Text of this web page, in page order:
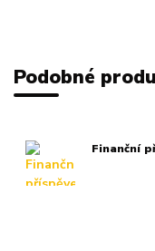
Podobné
Finanční